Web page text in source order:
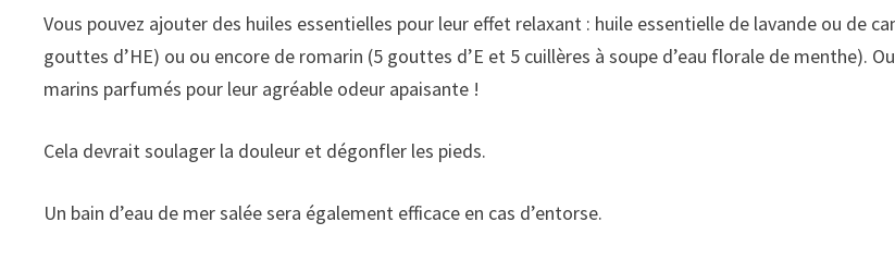
Vous pouvez ajouter des huiles essentielles pour leur effet relaxant : huile essentielle de lavande ou de
gouttes d’HE) ou ou encore de romarin (5 gouttes d’E et 5 cuillères à soupe d’eau florale de menthe).
marins parfumés pour leur agréable odeur apaisante !
Cela devrait soulager la douleur et dégonfler les pieds.
Un bain d’eau de mer salée sera également efficace en cas d’entorse.